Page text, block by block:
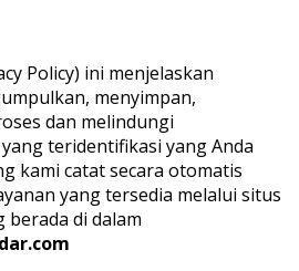
Policy) ini menjelaskan
menyimpan,
dan melindungi
teridentifikasi yang Anda
kami catat secara otomatis
yang tersedia melalui situs
berada di dalam